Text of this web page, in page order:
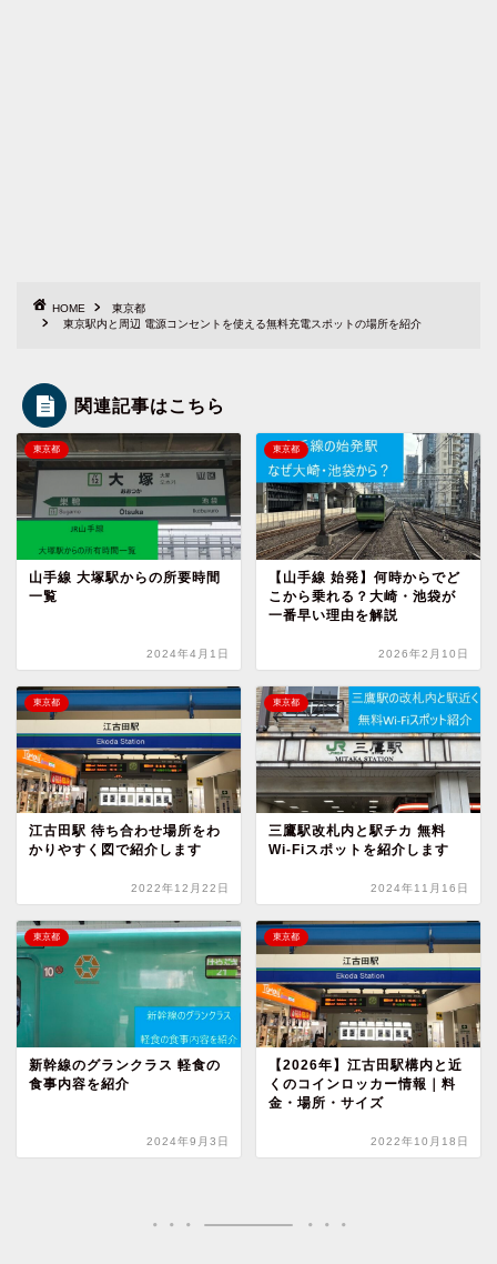
HOME
東京都
東京駅内と周辺 電源コンセントを使える無料充電スポットの場所を紹介
関連記事はこちら
東京都
山手線 大塚駅からの所要時間
一覧
2024年4月1日
東京都
【山手線 始発】何時からでど
こから乗れる？大崎・池袋が
一番早い理由を解説
2026年2月10日
東京都
江古田駅 待ち合わせ場所をわ
かりやすく図で紹介します
2022年12月22日
東京都
三鷹駅改札内と駅チカ 無料
Wi-Fiスポットを紹介します
2024年11月16日
東京都
新幹線のグランクラス 軽食の
食事内容を紹介
2024年9月3日
東京都
【2026年】江古田駅構内と近
くのコインロッカー情報｜料
金・場所・サイズ
2022年10月18日